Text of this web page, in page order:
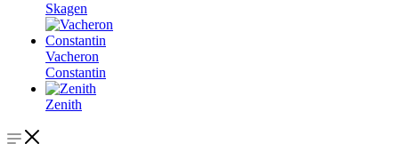
Skagen
Vacheron
Constantin
Zenith